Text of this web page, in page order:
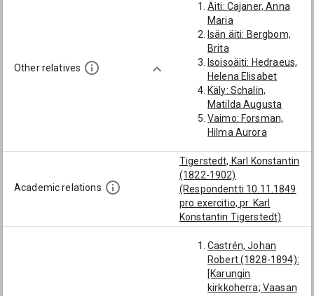
Isoisoisä: Snellman,
Petter
Serkku: Snellman,
Johan Gustaf
Serkku: Snellman,
Anton Erik
Veli: Snellman, Erik
Vilhelm
Veli: Snellman,
Johan Petter
Veli: Snellman, Karl
August
Veli: Snellman,
Emanuel
Poika: Walter
Johannes Snellman
Snellman
Poika: Paavo Eemil
Virkkunen
Poika: Ivar Gideon
Other relatives
Äiti: Cajaner, Anna
Maria
Isän äiti: Bergbom,
Brita
Isoisoäiti: Hedraeus,
Helena Elisabet
Käly: Schalin,
Matilda Augusta
Vaimo: Forsman,
Hilma Aurora
Anna Signe
Miniä: Snellman,
Signe Alma Sofia
Miniä: Thulé, Katri
Naimi
Miniä: Melart, Aina
Hilja Aurora
Miniä: Meurman,
Helmi Elisabet
Academic relations
Tigerstedt, Karl Konstantin
(1822-1902)
(Respondentti 10.11.1849
pro exercitio, pr. Karl
Konstantin Tigerstedt)
Castrén, Johan
Robert (1828-1894):
[Karungin
kirkkoherra; Vaasan